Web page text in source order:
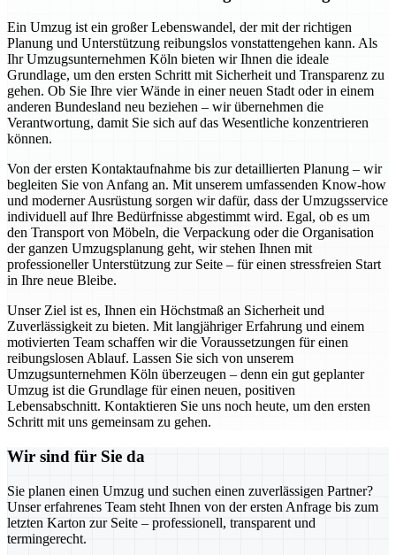
Ein Umzug ist ein großer Lebenswandel, der mit der richtigen
Planung und Unterstützung reibungslos vonstattengehen kann. Als
Ihr Umzugsunternehmen Köln bieten wir Ihnen die ideale
Grundlage, um den ersten Schritt mit Sicherheit und Transparenz zu
gehen. Ob Sie Ihre vier Wände in einer neuen Stadt oder in einem
anderen Bundesland neu beziehen – wir übernehmen die
Verantwortung, damit Sie sich auf das Wesentliche konzentrieren
können.
Von der ersten Kontaktaufnahme bis zur detaillierten Planung – wir
begleiten Sie von Anfang an. Mit unserem umfassenden Know-how
und moderner Ausrüstung sorgen wir dafür, dass der Umzugsservice
individuell auf Ihre Bedürfnisse abgestimmt wird. Egal, ob es um
den Transport von Möbeln, die Verpackung oder die Organisation
der ganzen Umzugsplanung geht, wir stehen Ihnen mit
professioneller Unterstützung zur Seite – für einen stressfreien Start
in Ihre neue Bleibe.
Unser Ziel ist es, Ihnen ein Höchstmaß an Sicherheit und
Zuverlässigkeit zu bieten. Mit langjähriger Erfahrung und einem
motivierten Team schaffen wir die Voraussetzungen für einen
reibungslosen Ablauf. Lassen Sie sich von unserem
Umzugsunternehmen Köln überzeugen – denn ein gut geplanter
Umzug ist die Grundlage für einen neuen, positiven
Lebensabschnitt. Kontaktieren Sie uns noch heute, um den ersten
Schritt mit uns gemeinsam zu gehen.
Wir sind für Sie da
Sie planen einen Umzug und suchen einen zuverlässigen Partner?
Unser erfahrenes Team steht Ihnen von der ersten Anfrage bis zum
letzten Karton zur Seite – professionell, transparent und
termingerecht.